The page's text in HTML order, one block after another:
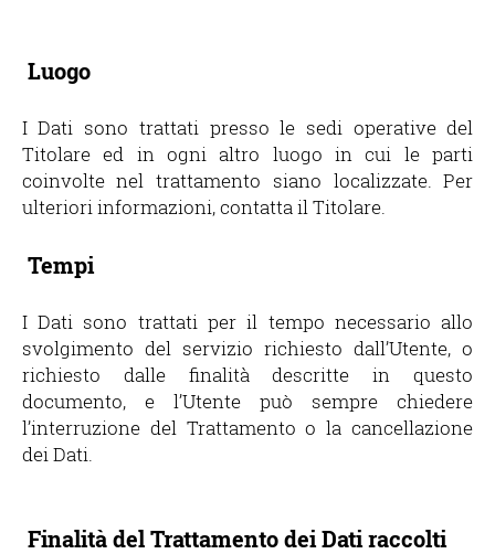
Luogo
I Dati sono trattati presso le sedi operative del
Titolare ed in ogni altro luogo in cui le parti
coinvolte nel trattamento siano localizzate. Per
ulteriori informazioni, contatta il Titolare.
Tempi
I Dati sono trattati per il tempo necessario allo
svolgimento del servizio richiesto dall’Utente, o
richiesto dalle finalità descritte in questo
documento, e l’Utente può sempre chiedere
l’interruzione del Trattamento o la cancellazione
dei Dati.
Finalità del Trattamento dei Dati raccolti